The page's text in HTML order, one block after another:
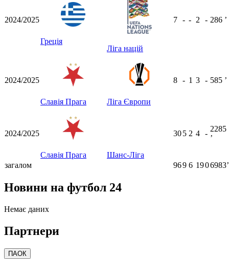
2024/2025
Греція
Ліга націй
7 - - 2 - 286 ʼ
2024/2025
Славія Прага Ліга Європи
8 - 1 3 - 585 ʼ
2024/2025
Славія Прага Шанс-Ліга
305 2 4 -
2285
ʼ
загалом 969 6 1906983ʼ
Новини на футбол 24
Немає даних
Партнери
ПАОК